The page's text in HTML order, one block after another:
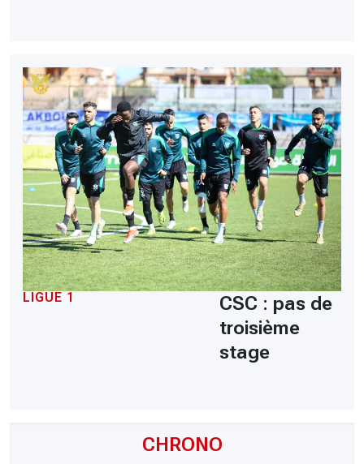
CHRONO
LIGUE 1
CSC : pas de
troisième
stage